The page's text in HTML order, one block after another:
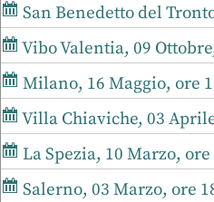
San Benedetto del
Vibo Valentia, 09
Milano, 16 Maggio, ore
Villa Chiaviche, 03
La Spezia, 10 Marzo, ore
Salerno, 03 Marzo, ore